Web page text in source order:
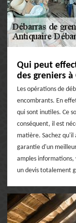
Qui peut
des greniers à
Les opérations de
encombrants. En
qui sont inutiles. Ce
conséquent, il est
matière. Sachez qu'il
garantie d'un
amples informations,
un devis totalement